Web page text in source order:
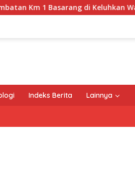
Basarang di Keluhkan Warga
Indeks Berita Lainnya